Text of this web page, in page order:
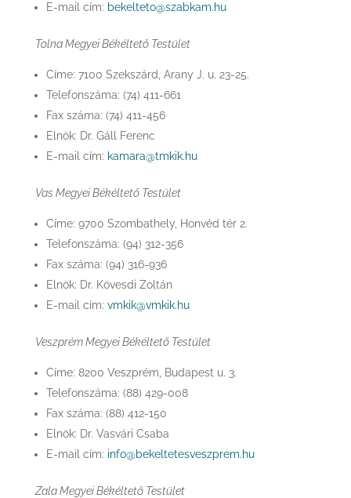
E-mail cím: bekelteto@szabkam.hu
Tolna Megyei Békéltető Testület
Címe: 7100 Szekszárd, Arany J. u. 23-25.
Telefonszáma: (74) 411-661
Fax száma: (74) 411-456
Elnök: Dr. Gáll Ferenc
E-mail cím: kamara@tmkik.hu
Vas Megyei Békéltető Testület
Címe: 9700 Szombathely, Honvéd tér 2.
Telefonszáma: (94) 312-356
Fax száma: (94) 316-936
Elnök: Dr. Kövesdi Zoltán
E-mail cím: vmkik@vmkik.hu
Veszprém Megyei Békéltető Testület
Címe: 8200 Veszprém, Budapest u. 3.
Telefonszáma: (88) 429-008
Fax száma: (88) 412-150
Elnök: Dr. Vasvári Csaba
E-mail cím: info@bekeltetesveszprem.hu
Zala Megyei Békéltető Testület